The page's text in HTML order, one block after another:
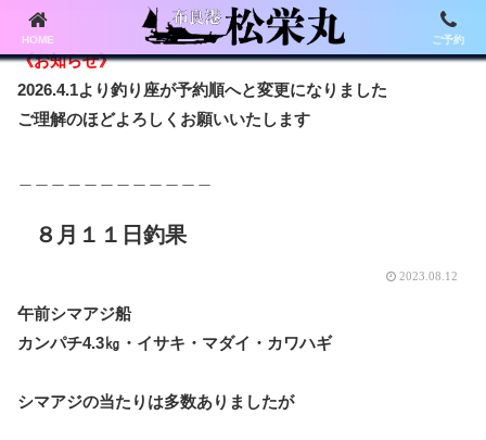
《お知らせ》
2026.4.1より釣り座が予約順へと変更になりました
ご理解のほどよろしくお願いいたします
８月１１日釣果
2023.08.12
午前シマアジ船
カンパチ4.3㎏・ イサキ・マダイ・カワハギ
シマアジの当たりは多数ありましたが
HOME ご予約